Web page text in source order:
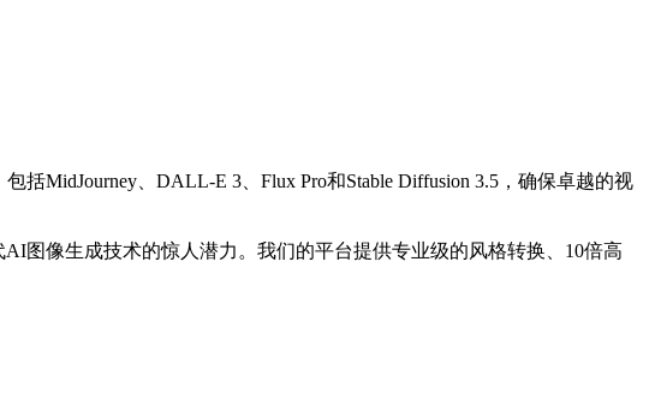
MidJourney、DALL-E 3、Flux Pro和Stable Diffusion 3.5，确保卓越的视
图像生成技术的惊人潜力。我们的平台提供专业级的风格转换、10倍高